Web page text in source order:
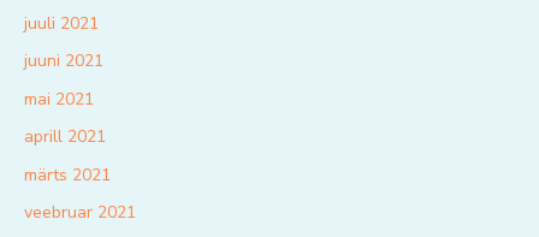
juuli 2021
juuni 2021
mai 2021
aprill 2021
märts 2021
veebruar 2021